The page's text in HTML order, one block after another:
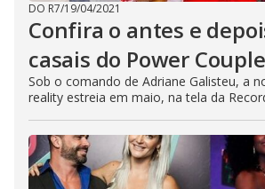
DO R7/19/04/2021
Confira o antes e
casais do Power
Sob o comando de Adriane Galisteu, a
reality estreia em maio, na tela da